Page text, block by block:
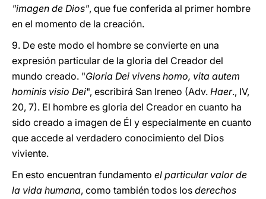
"imagen de Dios", que fue conferida al primer hombre
en el momento de la creación.
9. De este modo el hombre se convierte en una
expresión particular de la gloria del Creador del
mundo creado. "Gloria Dei vivens homo, vita autem
hominis visio Dei", escribirá San Ireneo (Adv. Haer., IV,
20, 7). El hombre es gloria del Creador en cuanto ha
sido creado a imagen de Él y especialmente en cuanto
que accede al verdadero conocimiento del Dios
viviente.
En esto encuentran fundamento el particular valor de
la vida humana, como también todos los derechos